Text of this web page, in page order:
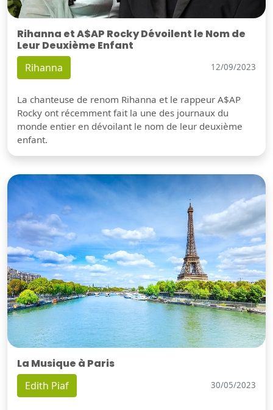
Rihanna et A$AP Rocky Dévoilent le Nom de
Leur Deuxième Enfant
Rihanna 12/09/2023
La chanteuse de renom Rihanna et le rappeur A$AP
Rocky ont récemment fait la une des journaux du
monde entier en dévoilant le nom de leur deuxième
enfant.
La Musique à Paris
Edith Piaf 30/05/2023